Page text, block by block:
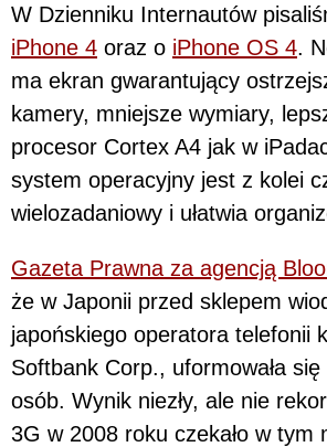
W Dzienniku Internautów
iPhone 4 oraz o iPhone OS 4.
ma ekran gwarantujący
kamery, mniejsze wymiary,
procesor Cortex A4 jak w
system operacyjny jest z kolei
wielozadaniowy i ułatwia
Gazeta Prawna za agencją
że w Japonii przed sklepem
japońskiego operatora telefonii
Softbank Corp., uformowała
osób. Wynik niezły, ale nie
3G w 2008 roku czekało w tym